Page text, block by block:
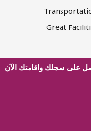
Great
على سجلك واقامتك الآن